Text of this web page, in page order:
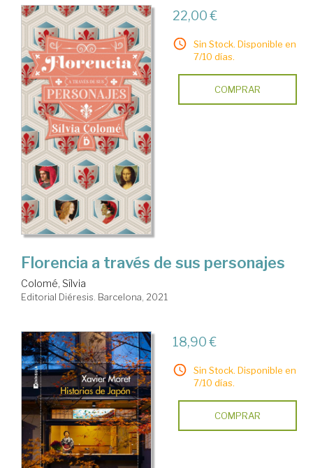
22,00 €
Sin Stock. Disponible en
7/10 días.
COMPRAR
Florencia a través de sus personajes
Colomé, Sílvia
Editorial Diéresis. Barcelona, 2021
18,90 €
Sin Stock. Disponible en
7/10 días.
COMPRAR